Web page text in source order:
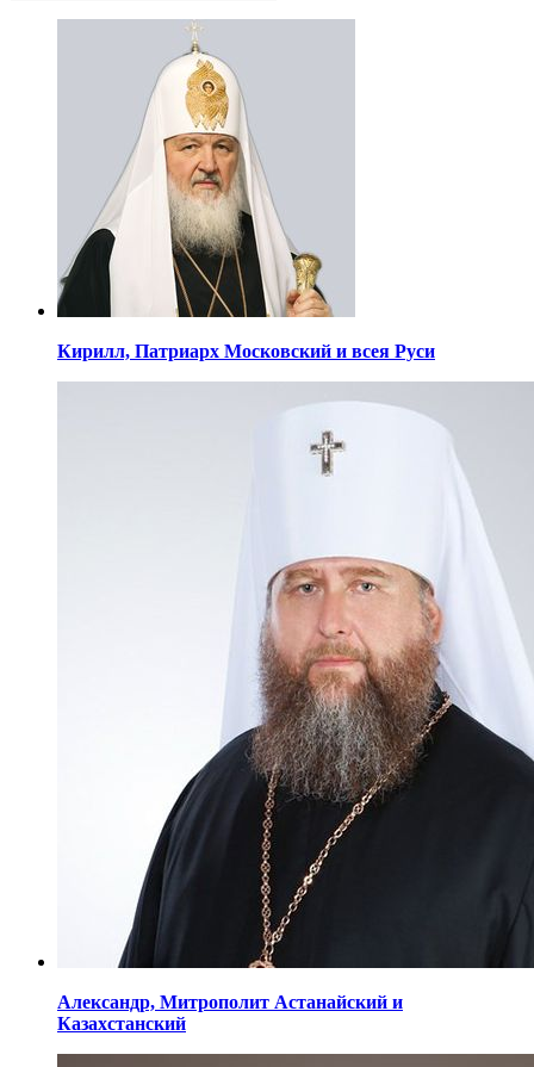
Кирилл, Патриарх Московский и всея Руси
Александр, Митрополит Астанайский и
Казахстанский